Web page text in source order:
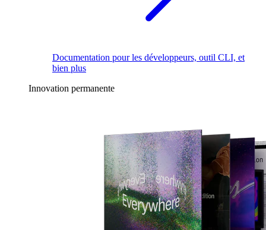
Documentation pour les développeurs, outil CLI, et
bien plus
Innovation permanente